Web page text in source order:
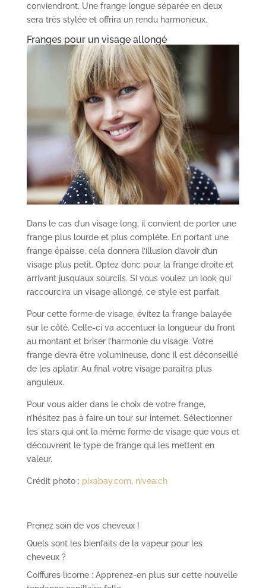
conviendront. Une frange longue séparée en deux
sera très stylée et offrira un rendu harmonieux.
Franges pour un visage allongé
Dans le cas d’un visage long, il convient de porter une
frange plus lourde et plus complète. En portant une
frange épaisse, cela donnera l’illusion d’avoir d’un
visage plus petit. Optez donc pour la frange droite et
arrivant jusqu’aux sourcils. Si vous voulez un look qui
raccourcira un visage allongé, ce style est parfait.
Pour cette forme de visage, évitez la frange balayée
sur le côté. Celle-ci va accentuer la longueur du front
au montant et briser l’harmonie du visage. Votre
frange devra être volumineuse, donc il est déconseillé
de les aplatir. Au final votre visage paraîtra plus
anguleux.
Pour vous aider dans le choix de votre frange,
n’hésitez pas à faire un tour sur internet. Sélectionner
les stars qui ont la même forme de visage que vous et
découvrent le type de frange qui les mettent en
valeur.
Crédit photo : pixabay.com, nivea.ch
Prenez soin de vos cheveux !
Quels sont les bienfaits de la vapeur pour les
cheveux ?
Coiffures licorne : Apprenez-en plus sur cette nouvelle